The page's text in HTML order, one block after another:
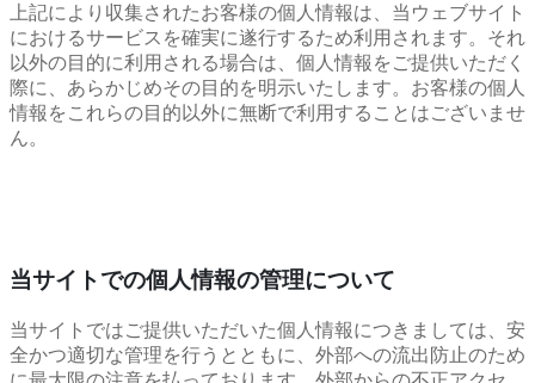
上記により収集されたお客様の個人情報は、当ウェブサイト
におけるサービスを確実に遂行するため利用されます。それ
以外の目的に利用される場合は、個人情報をご提供いただく
際に、あらかじめその目的を明示いたします。お客様の個人
情報をこれらの目的以外に無断で利用することはございませ
ん。
当サイトでの個人情報の管理について
当サイトではご提供いただいた個人情報につきましては、安
全かつ適切な管理を行うとともに、外部への流出防止のため